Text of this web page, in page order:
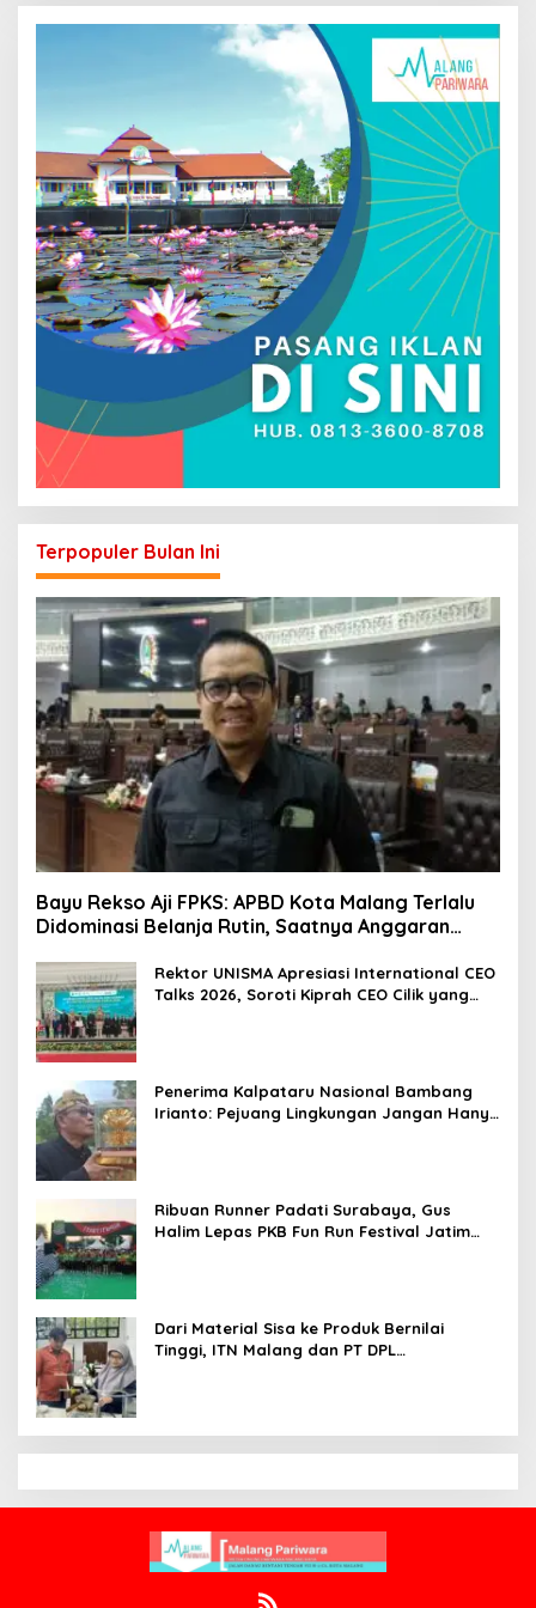
Terpopuler Bulan Ini
Bayu Rekso Aji FPKS: APBD Kota Malang Terlalu
Didominasi Belanja Rutin, Saatnya Anggaran
Rektor UNISMA Apresiasi International CEO
Talks 2026, Soroti Kiprah CEO Cilik yang
Penerima Kalpataru Nasional Bambang
Irianto: Pejuang Lingkungan Jangan Hanya
Ribuan Runner Padati Surabaya, Gus
Halim Lepas PKB Fun Run Festival Jatim
Dari Material Sisa ke Produk Bernilai
Tinggi, ITN Malang dan PT DPL